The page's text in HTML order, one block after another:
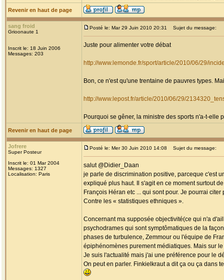
Revenir en haut de page
sang froid
Grioonaute 1
Inscrit le: 18 Juin 2006
Messages: 203
Posté le: Mar 29 Juin 2010 20:31 Sujet du message:
Juste pour alimenter votre débat
http://www.lemonde.fr/sport/article/2010/06/29/
Bon, ce n'est qu'une trentaine de pauvres types.
http://www.lepost.fr/article/2010/06/29/
Pourquoi se gêner, la ministre des sports n'a-t-elle
Revenir en haut de page
Jofrere
Super Posteur
Inscrit le: 01 Mar 2004
Messages: 1327
Localisation: Paris
Posté le: Mer 30 Juin 2010 14:08 Sujet du message:
salut @Didier_Daan
je parle de discrimination positive, parceque c'est
expliqué plus haut. Il s'agit en ce moment surtout
François Héran etc ... qui sont pour. Je pourrai
Contre les « statistiques ethniques ».
Concernant ma supposée objectivité(ce qui n'a
psychodrames qui sont symptômatiques de la
phases de turbulence, Zemmour ou l'équipe de
épiphénomènes purement médiatiques. Mais sur
Je suis l'actualité mais j'ai une préférence pour le
On peut en parler. Finkielkraut a dit ça ou ça dans